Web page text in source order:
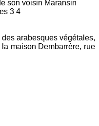
son voisin Maransin
arabesques végétales,
maison Dembarrère, rue